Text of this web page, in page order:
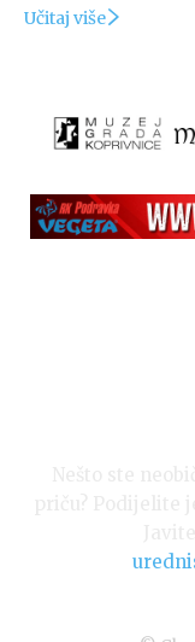
Učitaj više